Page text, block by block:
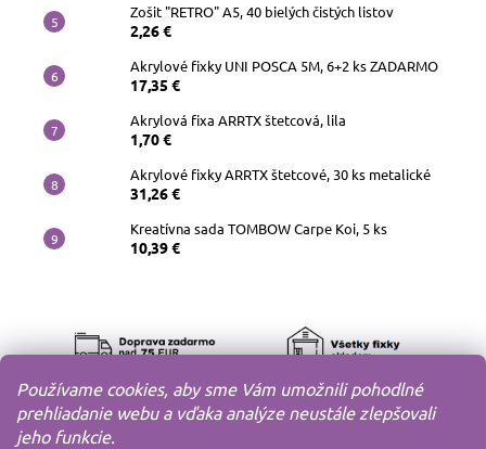
Používame cookies, aby sme Vám umožnili pohodlné
prehliadanie webu a vďaka analýze neustále zlepšovali
jeho funkcie.
Zošit "RETRO" A5, 40 bielých čistých listov
2,26 €
Akrylové fixky UNI POSCA 5M, 6+2 ks ZADARMO
17,35 €
Akrylová fixa ARRTX štetcová, lila
1,70 €
Akrylové fixky ARRTX štetcové, 30 ks metalické
31,26 €
Kreatívna sada TOMBOW Carpe Koi, 5 ks
10,39 €